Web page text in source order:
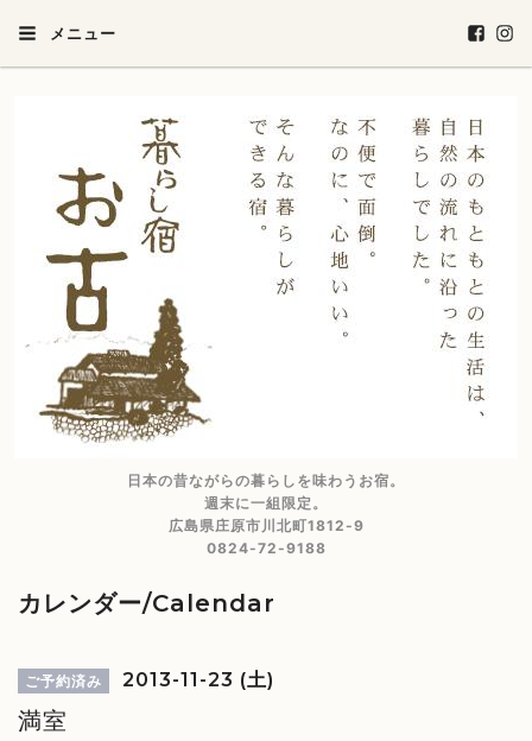
メニュー
日本の昔ながらの暮らしを味わうお宿。
週末に一組限定。
広島県庄原市川北町1812-9
0824-72-9188
カレンダー/Calendar
ご予約済み 2013-11-23 (土)
満室